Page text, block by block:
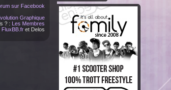
sur Facebook
Graphique
? : Les Membres
FluxBB.fr et Delos